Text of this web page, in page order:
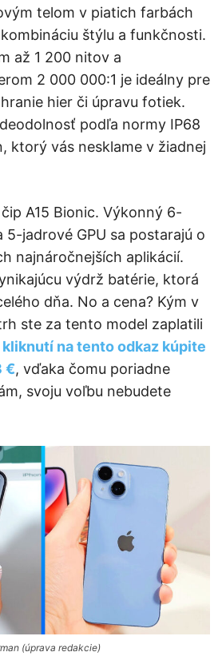
telom v piatich farbách
štýlu a funkčnosti.
až 1 200 nitov a
2 000 000:1 je ideálny pre
hier či úpravu fotiek.
podľa normy IP68
ktorý vás nesklame v žiadnej
A15 Bionic. Výkonný 6-
jadrové GPU sa postarajú o
najnáročnejších aplikácií.
výdrž batérie, ktorá
dňa. No a cena? Kým v
ste za tento model zaplatili
kliknutí na tento odkaz kúpite
€, vďaka čomu poriadne
svoju voľbu nebudete
(úprava redakcie)